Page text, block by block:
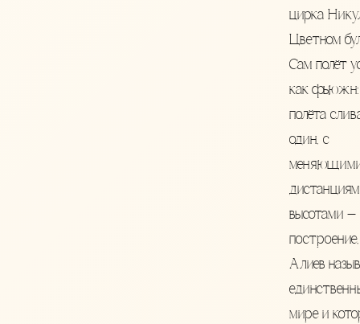
цирка
Цветном
Сам полёт
как фьюжн:
полёта
один, с
высотами —
Алиев
мире и